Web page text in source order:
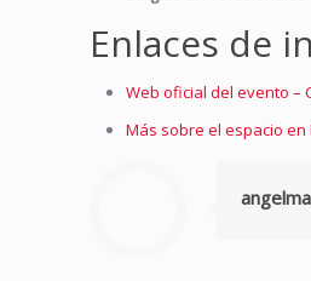
Enlaces de
Web oficial del evento –
Más sobre el espacio en